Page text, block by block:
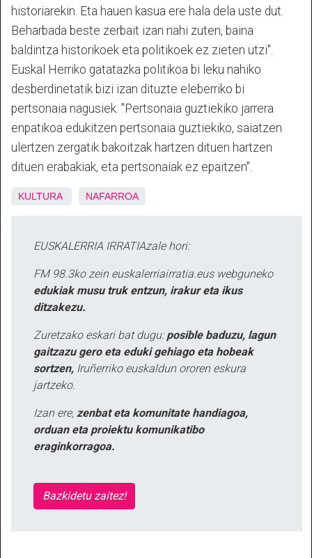
historiarekin. Eta hauen kasua ere hala dela uste dut.
Beharbada beste zerbait izan nahi zuten, baina
baldintza historikoek eta politikoek ez zieten utzi".
Euskal Herriko gatatazka politikoa bi leku nahiko
desberdinetatik bizi izan dituzte eleberriko bi
pertsonaia nagusiek. "Pertsonaia guztiekiko jarrera
enpatikoa edukitzen pertsonaia guztiekiko, saiatzen
ulertzen zergatik bakoitzak hartzen dituen hartzen
dituen erabakiak, eta pertsonaiak ez epaitzen".
KULTURA NAFARROA
EUSKALERRIA IRRATIAzale hori:
FM 98.3ko zein euskalerriairratia.eus webguneko
edukiak musu truk entzun, irakur eta ikus
ditzakezu.
Zuretzako eskari bat dugu: posible baduzu, lagun
gaitzazu gero eta eduki gehiago eta hobeak
sortzen, Iruñerriko euskaldun ororen eskura
jartzeko.
Izan ere, zenbat eta komunitate handiagoa,
orduan eta proiektu komunikatibo
eraginkorragoa.
Bazkidetu zaitez!